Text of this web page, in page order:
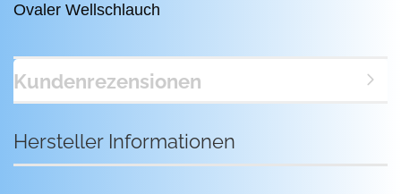
Ovaler Wellschlauch
Kundenrezensionen
Hersteller Informationen